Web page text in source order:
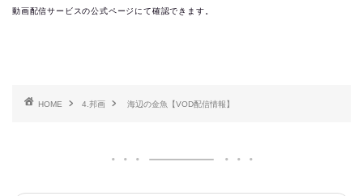
動画配信サービスの公式ページにて確認できます。
HOME 4.邦画 海辺の金魚【VOD配信情報】